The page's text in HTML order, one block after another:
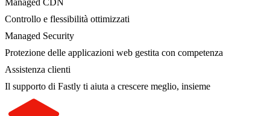
Managed CDN
Controllo e flessibilità ottimizzati
Managed Security
Protezione delle applicazioni web gestita con competenza
Assistenza clienti
Il supporto di Fastly ti aiuta a crescere meglio, insieme